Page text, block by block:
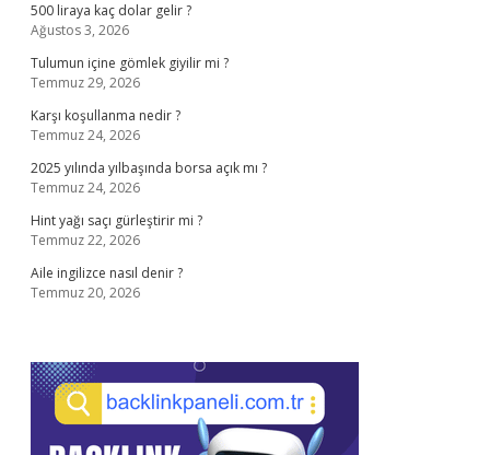
500 liraya kaç dolar gelir ?
Ağustos 3, 2026
Tulumun içine gömlek giyilir mi ?
Temmuz 29, 2026
Karşı koşullanma nedir ?
Temmuz 24, 2026
2025 yılında yılbaşında borsa açık mı ?
Temmuz 24, 2026
Hint yağı saçı gürleştirir mi ?
Temmuz 22, 2026
Aile ingilizce nasıl denir ?
Temmuz 20, 2026